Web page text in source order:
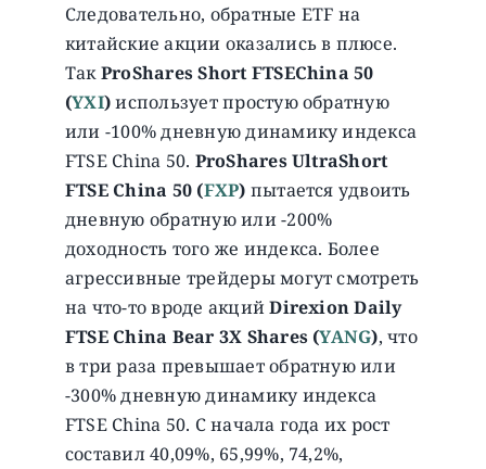
Cледовательно, обратные ETF на
китайские акции оказались в плюсе.
ТакProShares Short FTSEChina 50
(YXI)использует простую обратную
или -100% дневную динамику индекса
FTSE China 50. ProShares UltraShort
FTSE China 50 (FXP) пытается удвоить
дневную обратную или -200%
доходность того же индекса. Более
агрессивные трейдеры могут смотреть
на что-то вроде акцийDirexion Daily
FTSE China Bear 3X Shares (YANG), что
в три раза превышает обратную или
-300% дневную динамику индекса
FTSE China 50. С начала года их рост
составил 40,09%, 65,99%, 74,2%,